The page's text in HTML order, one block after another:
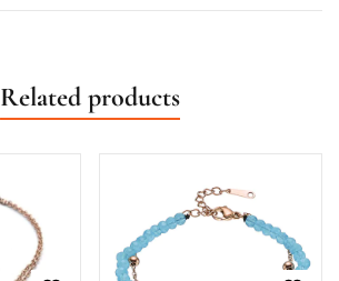
Related products